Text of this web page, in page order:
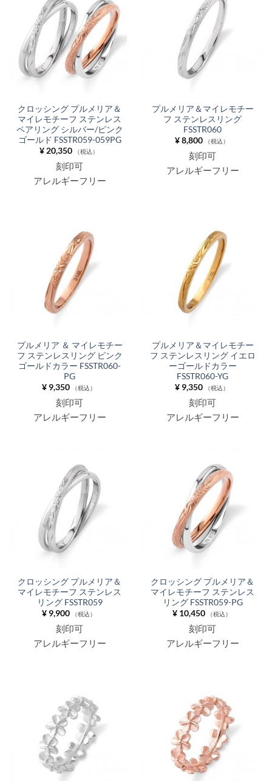
クロッシング プルメリア＆
マイレモチーフ ステンレス
ペアリング シルバー/ピンク
ゴールド FSSTR059-059PG
¥20,350 （税込）
刻印可
アレルギーフリー
プルメリア＆マイレモチー
フ ステンレスリング
FSSTR060
¥8,800 （税込）
刻印可
アレルギーフリー
プルメリア ＆ マイレモチー
フ ステンレスリング ピンク
ゴールドカラー FSSTR060-
PG
¥9,350 （税込）
刻印可
アレルギーフリー
プルメリア＆マイレモチー
フ ステンレスリング イエロ
ーゴールドカラー
FSSTR060-YG
¥9,350 （税込）
刻印可
アレルギーフリー
クロッシング プルメリア＆
マイレモチーフ ステンレス
リング FSSTR059
¥9,900 （税込）
刻印可
アレルギーフリー
クロッシング プルメリア＆
マイレモチーフ ステンレス
リング FSSTR059-PG
¥10,450 （税込）
刻印可
アレルギーフリー